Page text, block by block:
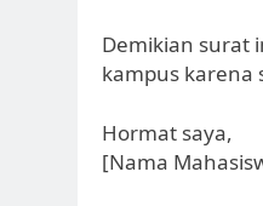
Demikian surat
kampus karena
Hormat saya,
[Nama